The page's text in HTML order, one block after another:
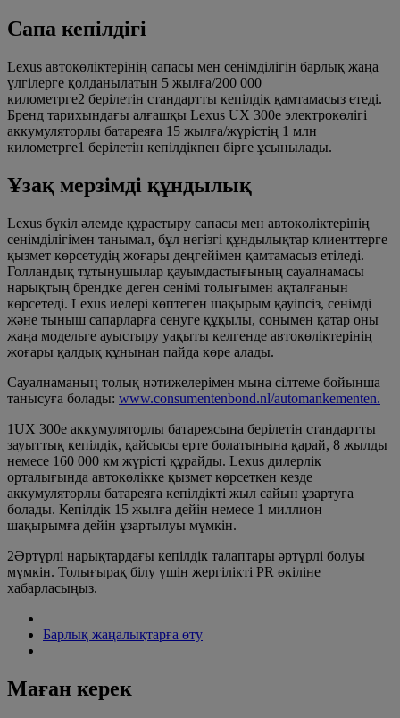
Сапа кепілдігі
Lexus автокөліктерінің сапасы мен сенімділігін барлық жаңа
үлгілерге қолданылатын 5 жылға/200 000
километрге2 берілетін стандартты кепілдік қамтамасыз етеді.
Бренд тарихындағы алғашқы Lexus UX 300e электрокөлігі
аккумуляторлы батареяға 15 жылға/жүрістің 1 млн
километрге1 берілетін кепілдікпен бірге ұсынылады.
Ұзақ мерзімді құндылық
Lexus бүкіл әлемде құрастыру сапасы мен автокөліктерінің
сенімділігімен танымал, бұл негізгі құндылықтар клиенттерге
қызмет көрсетудің жоғары деңгейімен қамтамасыз етіледі.
Голландық тұтынушылар қауымдастығының сауалнамасы
нарықтың брендке деген сенімі толығымен ақталғанын
көрсетеді. Lexus иелері көптеген шақырым қауіпсіз, сенімді
және тыныш сапарларға сенуге құқылы, сонымен қатар оны
жаңа модельге ауыстыру уақыты келгенде автокөліктерінің
жоғары қалдық құнынан пайда көре алады.
Сауалнаманың толық нәтижелерімен мына сілтеме бойынша
танысуға болады: www.consumentenbond.nl/automankementen.
1UX 300e аккумуляторлы батареясына берілетін стандартты
зауыттық кепілдік, қайсысы ерте болатынына қарай, 8 жылды
немесе 160 000 км жүрісті құрайды. Lexus дилерлік
орталығында автокөлікке қызмет көрсеткен кезде
аккумуляторлы батареяға кепілдікті жыл сайын ұзартуға
болады. Кепілдік 15 жылға дейін немесе 1 миллион
шақырымға дейін ұзартылуы мүмкін.
2Әртүрлі нарықтардағы кепілдік талаптары әртүрлі болуы
мүмкін. Толығырақ білу үшін жергілікті PR өкіліне
хабарласыңыз.
Барлық жаңалықтарға өту
Маған керек